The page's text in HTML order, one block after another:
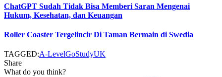
ChatGPT Sudah Tidak Bisa Memberi Saran Mengenai
Hukum, Kesehatan, dan Keuangan
Roller Coaster Tergelincir Di Taman Bermain di Swedia
TAGGED:A-LevelGoStudyUK
Share
What do you think?